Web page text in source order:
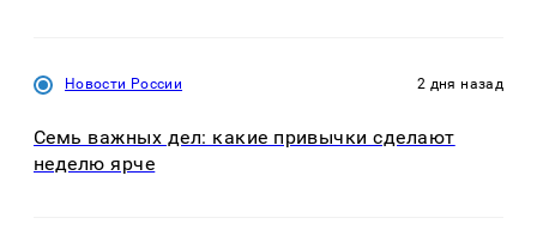
Новости России 2 дня назад
Семь важных дел: какие привычки сделают
неделю ярче